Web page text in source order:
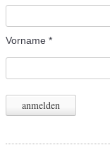
Vorname *